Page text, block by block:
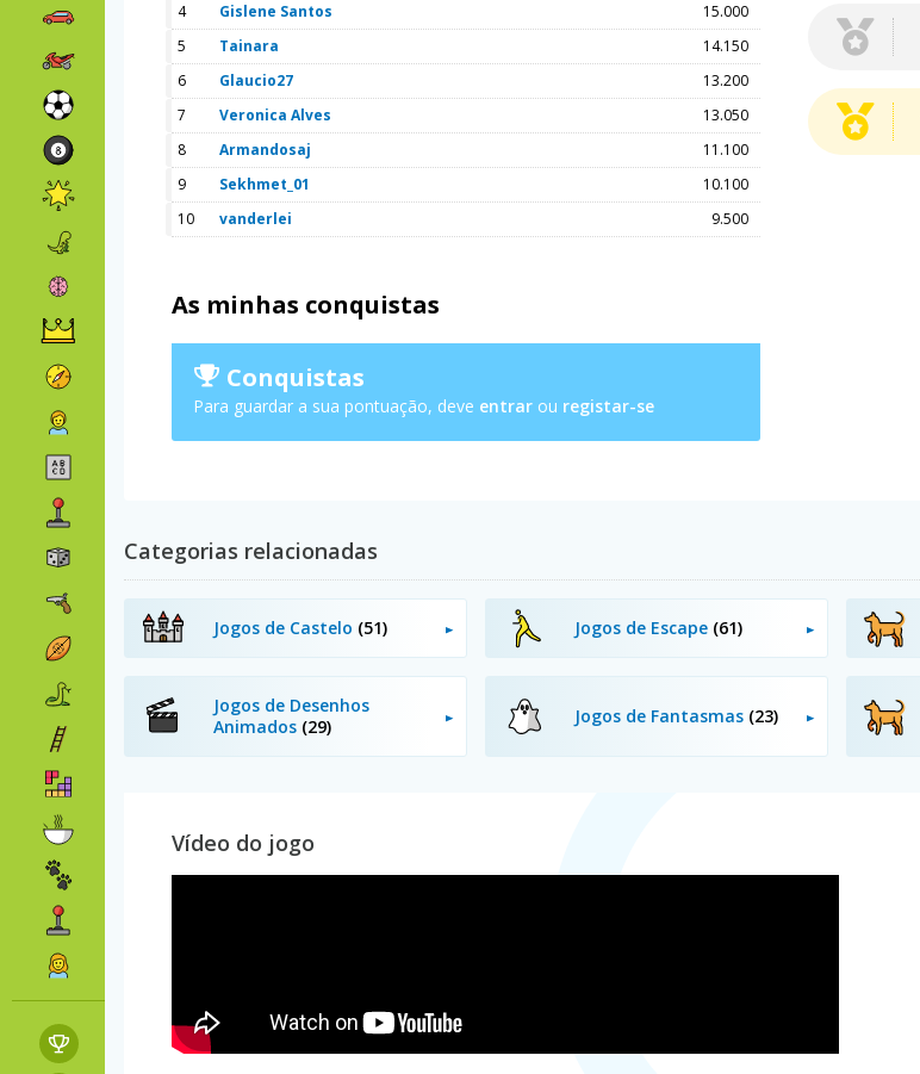
4
Gislene Santos
15.000
5
Tainara
14.150
6
Glaucio27
13.200
7
Veronica Alves
13.050
8
Armandosaj
11.100
9
Sekhmet_01
10.100
10
vanderlei 9.500
As minhas conquistas
Conquistas
Para guardar a sua pontuação, deve entrar ou registar-se
Categorias relacionadas
Jogos de Castelo (51) Jogos de Escape (61)
Jogos de Desenhos
Animados (29) Jogos de Fantasmas (23)
Vídeo do jogo